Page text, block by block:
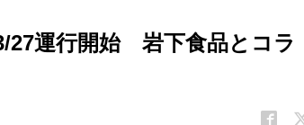
27運行開始 岩下食品とコラ